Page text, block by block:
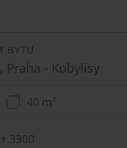
BYTU
Praha - Kobylisy
40 m²
+ 3300